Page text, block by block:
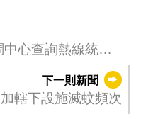
心查詢熱線統計
下一則新聞
轄下設施滅蚊頻次